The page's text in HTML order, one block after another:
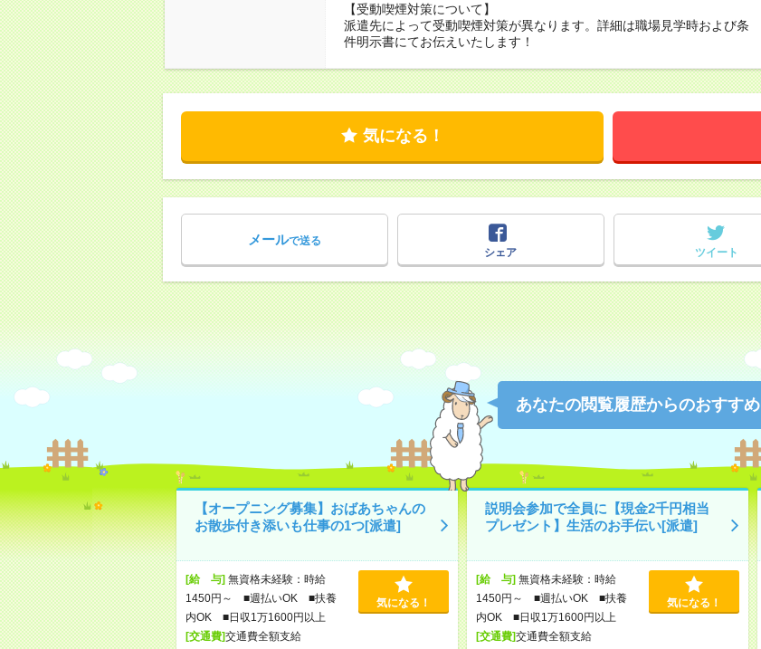
【受動喫煙対策について】
派遣先によって受動喫煙対策が異なります。詳細は職場見学時および条
件明示書にてお伝えいたします！
気になる！
メールで送る
シェア
ツイート
あなたの閲覧履歴からのおすすめ
【オープニング募集】おばあちゃんの
お散歩付き添いも仕事の1つ[派遣]
[給 与]無資格未経験：時給
1450円～ ■週払いOK ■扶養
内OK ■日収1万1600円以上
[交通費]交通費全額支給
気になる！
説明会参加で全員に【現金2千円相当
プレゼント】生活のお手伝い[派遣]
[給 与]無資格未経験：時給
1450円～ ■週払いOK ■扶養
内OK ■日収1万1600円以上
[交通費]交通費全額支給
気になる！